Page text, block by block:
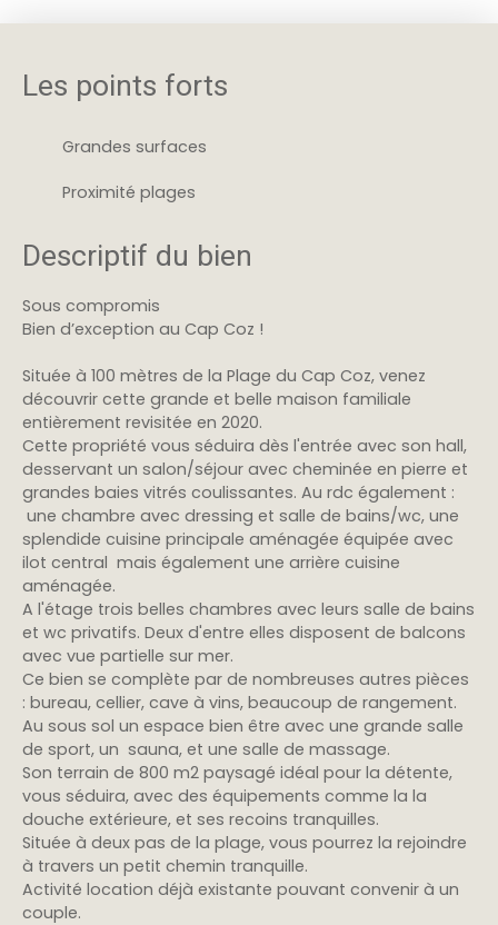
Les points forts
Grandes surfaces
Proximité plages
Descriptif du bien
Sous compromis
Bien d’exception au Cap Coz !
Située à 100 mètres de la Plage du Cap Coz, venez
découvrir cette grande et belle maison familiale
entièrement revisitée en 2020.
Cette propriété vous séduira dès l'entrée avec son hall,
desservant un salon/séjour avec cheminée en pierre et
grandes baies vitrés coulissantes. Au rdc également :
une chambre avec dressing et salle de bains/wc, une
splendide cuisine principale aménagée équipée avec
ilot central mais également une arrière cuisine
aménagée.
A l'étage trois belles chambres avec leurs salle de bains
et wc privatifs. Deux d'entre elles disposent de balcons
avec vue partielle sur mer.
Ce bien se complète par de nombreuses autres pièces
: bureau, cellier, cave à vins, beaucoup de rangement.
Au sous sol un espace bien être avec une grande salle
de sport, un sauna, et une salle de massage.
Son terrain de 800 m2 paysagé idéal pour la détente,
vous séduira, avec des équipements comme la la
douche extérieure, et ses recoins tranquilles.
Située à deux pas de la plage, vous pourrez la rejoindre
à travers un petit chemin tranquille.
Activité location déjà existante pouvant convenir à un
couple.